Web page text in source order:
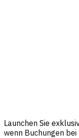
Launchen Sie
wenn Buchungen